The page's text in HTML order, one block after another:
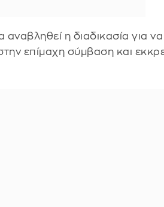
η διαδικασία για
επίμαχη σύμβαση και